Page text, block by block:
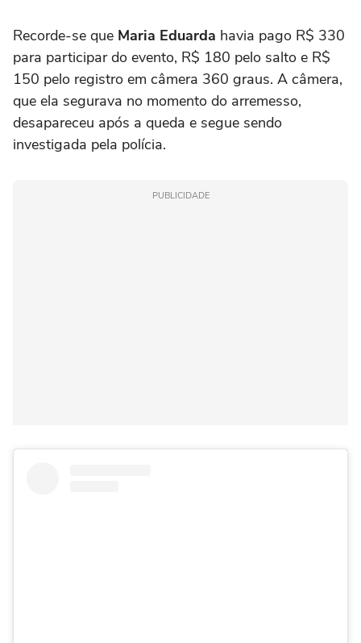
Recorde-se que Maria Eduarda havia pago R$ 330
para participar do evento, R$ 180 pelo salto e R$
150 pelo registro em câmera 360 graus. A câmera,
que ela segurava no momento do arremesso,
desapareceu após a queda e segue sendo
investigada pela polícia.
PUBLICIDADE